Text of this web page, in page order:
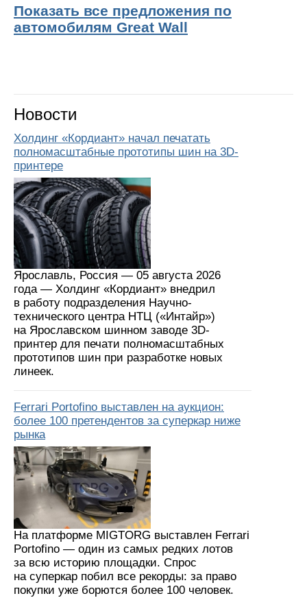
Показать все предложения по
автомобилям Great Wall
Новости
Холдинг «Кордиант» начал печатать
полномасштабные прототипы шин на 3D-
принтере
Ярославль, Россия — 05 августа 2026
года — Холдинг «Кордиант» внедрил
в работу подразделения Научно-
технического центра НТЦ («Интайр»)
на Ярославском шинном заводе 3D-
принтер для печати полномасштабных
прототипов шин при разработке новых
линеек.
Ferrari Portofino выставлен на аукцион:
более 100 претендентов за суперкар ниже
рынка
На платформе MIGTORG выставлен Ferrari
Portofino — один из самых редких лотов
за всю историю площадки. Спрос
на суперкар побил все рекорды: за право
покупки уже борются более 100 человек.